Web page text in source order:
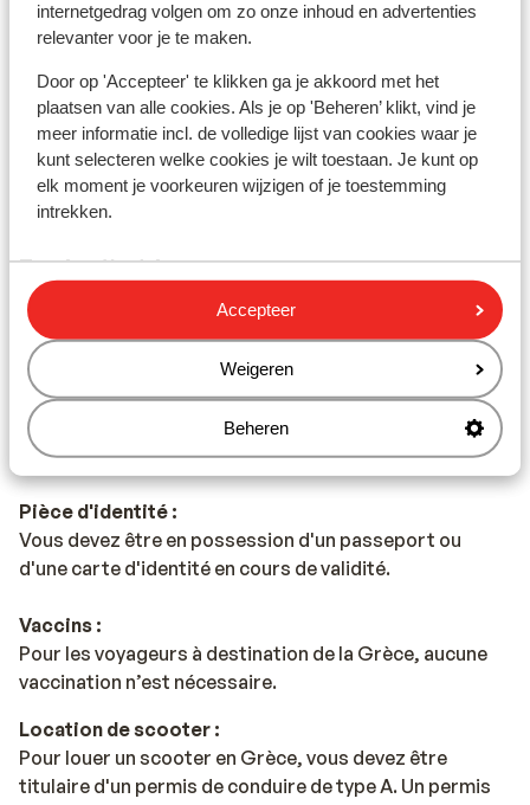
internetgedrag volgen om zo onze inhoud en advertenties
relevanter voor je te maken.
Door op 'Accepteer' te klikken ga je akkoord met het
plaatsen van alle cookies. Als je op 'Beheren’ klikt, vind je
meer informatie incl. de volledige lijst van cookies waar je
kunt selecteren welke cookies je wilt toestaan. Je kunt op
elk moment je voorkeuren wijzigen of je toestemming
intrekken.
Accepteer
Weigeren
Beheren
durant toute la durée du voyage en Grèce.
Pourboires :
En Grèce, il est de coutume de laisser un pourboire de
10%.
Tension électrique :
La tension électrique est le même qu’en Belgique, 220
volts.
Gastronomie locale :
Parmi les spécialités locales, vous retrouverez le
souvlaki, le tzatziki ou encore la moussaka.
Pièce d'identité :
Vous devez être en possession d'un passeport ou
d'une carte d'identité en cours de validité.
Vaccins :
Pour les voyageurs à destination de la Grèce, aucune
vaccination n’est nécessaire.
Location de scooter :
Pour louer un scooter en Grèce, vous devez être
titulaire d'un permis de conduire de type A. Un permis